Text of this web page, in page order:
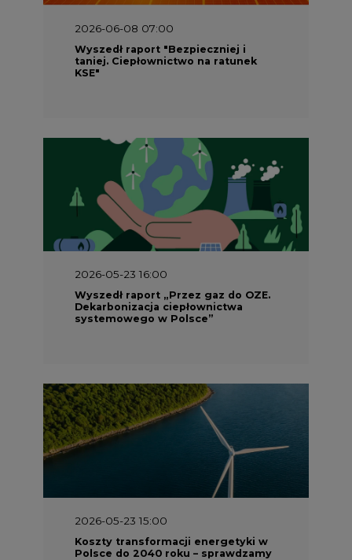
2026-05-23 16:00
Wyszedł raport „Przez gaz do OZE.
Dekarbonizacja ciepłownictwa
Koszty transformacji energetyki w
Polsce do 2040 roku – sprawdzamy